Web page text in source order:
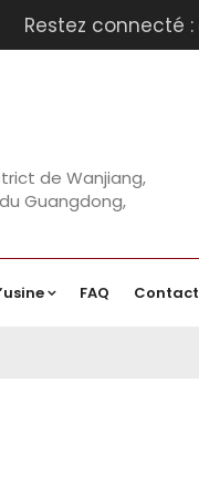
Restez connecté :
de Wanjiang,
Guangdong,
FAQ Contact